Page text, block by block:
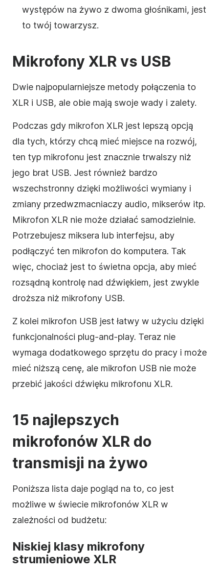
występów na żywo z dwoma głośnikami, jest
to twój towarzysz.
Mikrofony XLR vs USB
Dwie najpopularniejsze metody połączenia to
XLR i USB, ale obie mają swoje wady i zalety.
Podczas gdy mikrofon XLR jest lepszą opcją
dla tych, którzy chcą mieć miejsce na rozwój,
ten typ mikrofonu jest znacznie trwalszy niż
jego brat USB. Jest również bardzo
wszechstronny dzięki możliwości wymiany i
zmiany przedwzmacniaczy audio, mikserów itp.
Mikrofon XLR nie może działać samodzielnie.
Potrzebujesz miksera lub interfejsu, aby
podłączyć ten mikrofon do komputera. Tak
więc, chociaż jest to świetna opcja, aby mieć
rozsądną kontrolę nad dźwiękiem, jest zwykle
droższa niż mikrofony USB.
Z kolei mikrofon USB jest łatwy w użyciu dzięki
funkcjonalności plug-and-play. Teraz nie
wymaga dodatkowego sprzętu do pracy i może
mieć niższą cenę, ale mikrofon USB nie może
przebić jakości dźwięku mikrofonu XLR.
15 najlepszych
mikrofonów XLR do
transmisji na żywo
Poniższa lista daje pogląd na to, co jest
możliwe w świecie mikrofonów XLR w
zależności od budżetu:
Niskiej klasy mikrofony
strumieniowe XLR